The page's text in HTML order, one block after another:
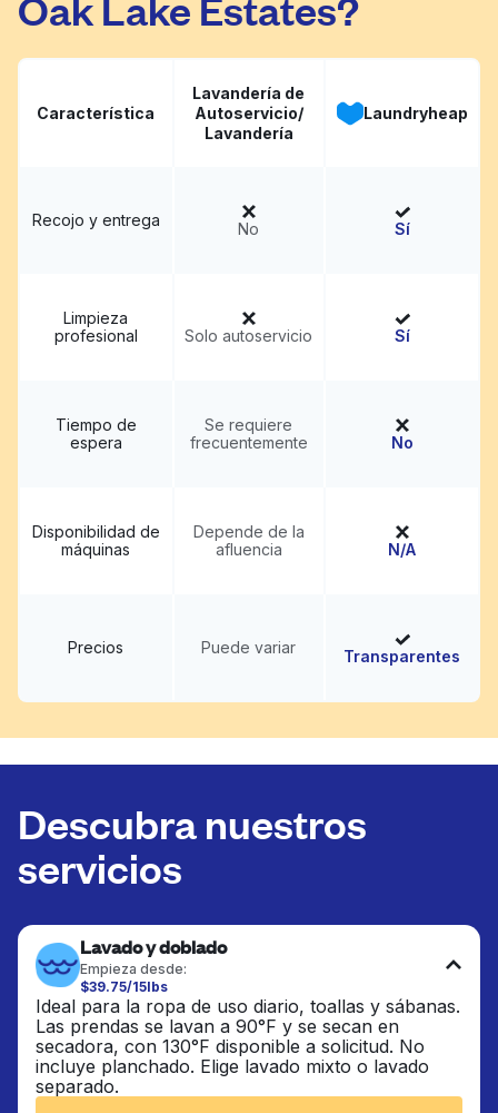
Característica
Lavandería de
Autoservicio/
Lavandería
Laundryheap
Recojo y entrega No Sí
Limpieza
profesional
Solo autoservicio Sí
Tiempo de
espera
Se requiere
frecuentemente
No
Disponibilidad de
máquinas
Depende de la
afluencia
N/A
Precios Puede variar Transparentes
Descubra nuestros
servicios
Lavado y doblado
Empieza desde:
$39.75/15lbs
Ideal para la ropa de uso diario, toallas y sábanas.
Las prendas se lavan a 90°F y se secan en
secadora, con 130°F disponible a solicitud. No
incluye planchado. Elige lavado mixto o lavado
separado.